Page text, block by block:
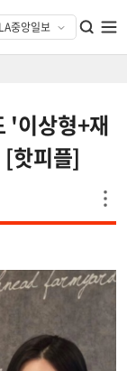
'이상형+재
핫피플]